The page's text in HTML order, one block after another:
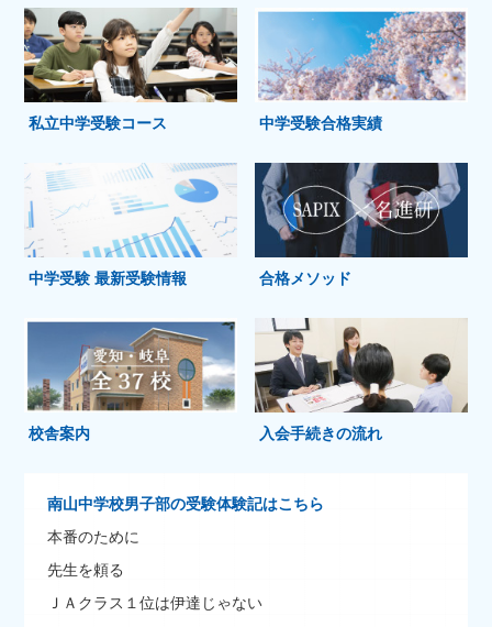
私立中学受験コース 中学受験合格実績
中学受験 最新受験情報 合格メソッド
校舎案内 入会手続きの流れ
南山中学校男子部の受験体験記はこちら
本番のために
先生を頼る
ＪＡクラス１位は伊達じゃない